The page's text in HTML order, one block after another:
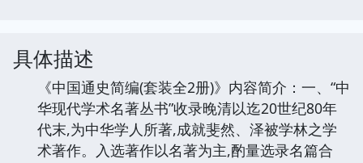
具体描述
《中国通史简编(套装全2册)》内容简介：一、“中
华现代学术名著丛书”收录晚清以迄20世纪80年
代末,为中华学人所著,成就斐然、泽被学林之学
术著作。入选著作以名著为主,酌量选录名篇合